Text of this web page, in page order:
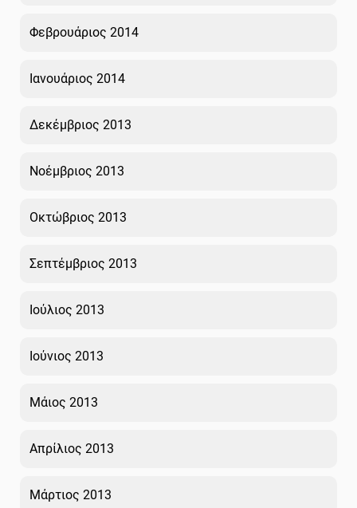
Φεβρουάριος 2014
Ιανουάριος 2014
Δεκέμβριος 2013
Νοέμβριος 2013
Οκτώβριος 2013
Σεπτέμβριος 2013
Ιούλιος 2013
Ιούνιος 2013
Μάιος 2013
Απρίλιος 2013
Μάρτιος 2013